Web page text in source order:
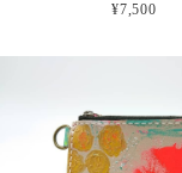
¥7,500